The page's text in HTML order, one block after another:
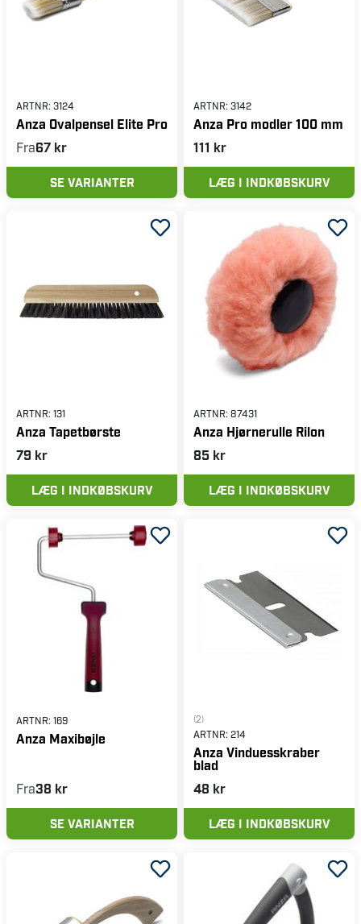
ARTNR: 3124
Anza Ovalpensel Elite Pro
Fra67 kr
SE VARIANTER
ARTNR: 3142
Anza Pro modler 100 mm
111 kr
LÆG I INDKØBSKURV
ARTNR: 131
Anza Tapetbørste
79 kr
LÆG I INDKØBSKURV
ARTNR: 87431
Anza Hjørnerulle Rilon
85 kr
LÆG I INDKØBSKURV
ARTNR: 169
Anza Maxibøjle
Fra38 kr
SE VARIANTER
(2)
ARTNR: 214
Anza Vinduesskraber
blad
48 kr
LÆG I INDKØBSKURV